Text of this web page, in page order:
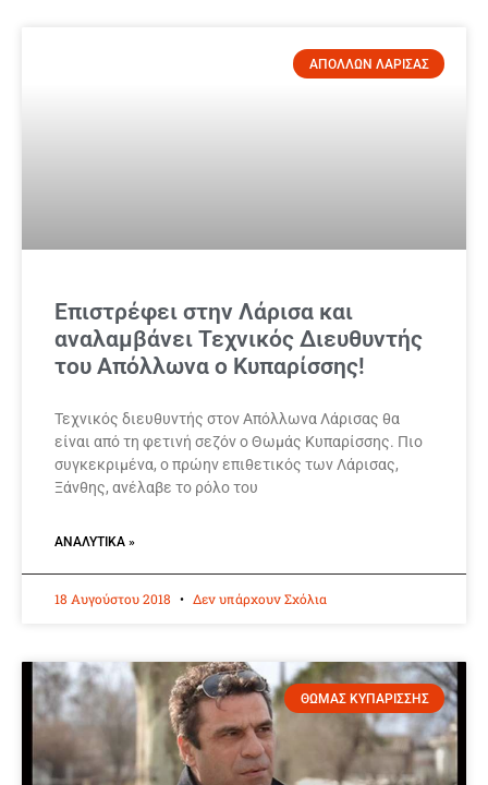
ΑΠΟΛΛΩΝ ΛΑΡΙΣΑΣ
Επιστρέφει στην Λάρισα και
αναλαμβάνει Τεχνικός Διευθυντής
του Απόλλωνα ο Κυπαρίσσης!
Τεχνικός διευθυντής στον Απόλλωνα Λάρισας θα
είναι από τη φετινή σεζόν ο Θωμάς Κυπαρίσσης. Πιο
συγκεκριμένα, ο πρώην επιθετικός των Λάρισας,
Ξάνθης, ανέλαβε το ρόλο του
ΑΝΑΛΥΤΙΚΆ »
18 Αυγούστου 2018 Δεν υπάρχουν Σχόλια
ΘΩΜΑΣ ΚΥΠΑΡΙΣΣΗΣ